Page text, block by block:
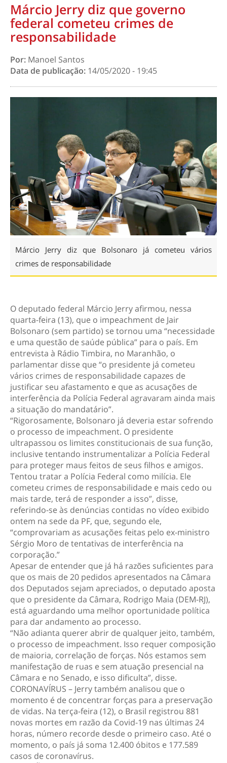
Márcio Jerry diz que governo
federal cometeu crimes de
responsabilidade
Por: Manoel Santos
Data de publicação: 14/05/2020 - 19:45
Márcio Jerry diz que Bolsonaro já cometeu vários
crimes de responsabilidade
O deputado federal Márcio Jerry afirmou, nessa
quarta-feira (13), que o impeachment de Jair
Bolsonaro (sem partido) se tornou uma “necessidade
e uma questão de saúde pública” para o país. Em
entrevista à Rádio Timbira, no Maranhão, o
parlamentar disse que “o presidente já cometeu
vários crimes de responsabilidade capazes de
justificar seu afastamento e que as acusações de
interferência da Polícia Federal agravaram ainda mais
a situação do mandatário”.
“Rigorosamente, Bolsonaro já deveria estar sofrendo
o processo de impeachment. O presidente
ultrapassou os limites constitucionais de sua função,
inclusive tentando instrumentalizar a Polícia Federal
para proteger maus feitos de seus filhos e amigos.
Tentou tratar a Polícia Federal como milícia. Ele
cometeu crimes de responsabilidade e mais cedo ou
mais tarde, terá de responder a isso”, disse,
referindo-se às denúncias contidas no vídeo exibido
ontem na sede da PF, que, segundo ele,
“comprovariam as acusações feitas pelo ex-ministro
Sérgio Moro de tentativas de interferência na
corporação.”
Apesar de entender que já há razões suficientes para
que os mais de 20 pedidos apresentados na Câmara
dos Deputados sejam apreciados, o deputado aposta
que o presidente da Câmara, Rodrigo Maia (DEM-RJ),
está aguardando uma melhor oportunidade política
para dar andamento ao processo.
“Não adianta querer abrir de qualquer jeito, também,
o processo de impeachment. Isso requer composição
de maioria, correlação de forças. Nós estamos sem
manifestação de ruas e sem atuação presencial na
Câmara e no Senado, e isso dificulta”, disse.
CORONAVÍRUS – Jerry também analisou que o
momento é de concentrar forças para a preservação
de vidas. Na terça-feira (12), o Brasil registrou 881
novas mortes em razão da Covid-19 nas últimas 24
horas, número recorde desde o primeiro caso. Até o
momento, o país já soma 12.400 óbitos e 177.589
casos de coronavírus.